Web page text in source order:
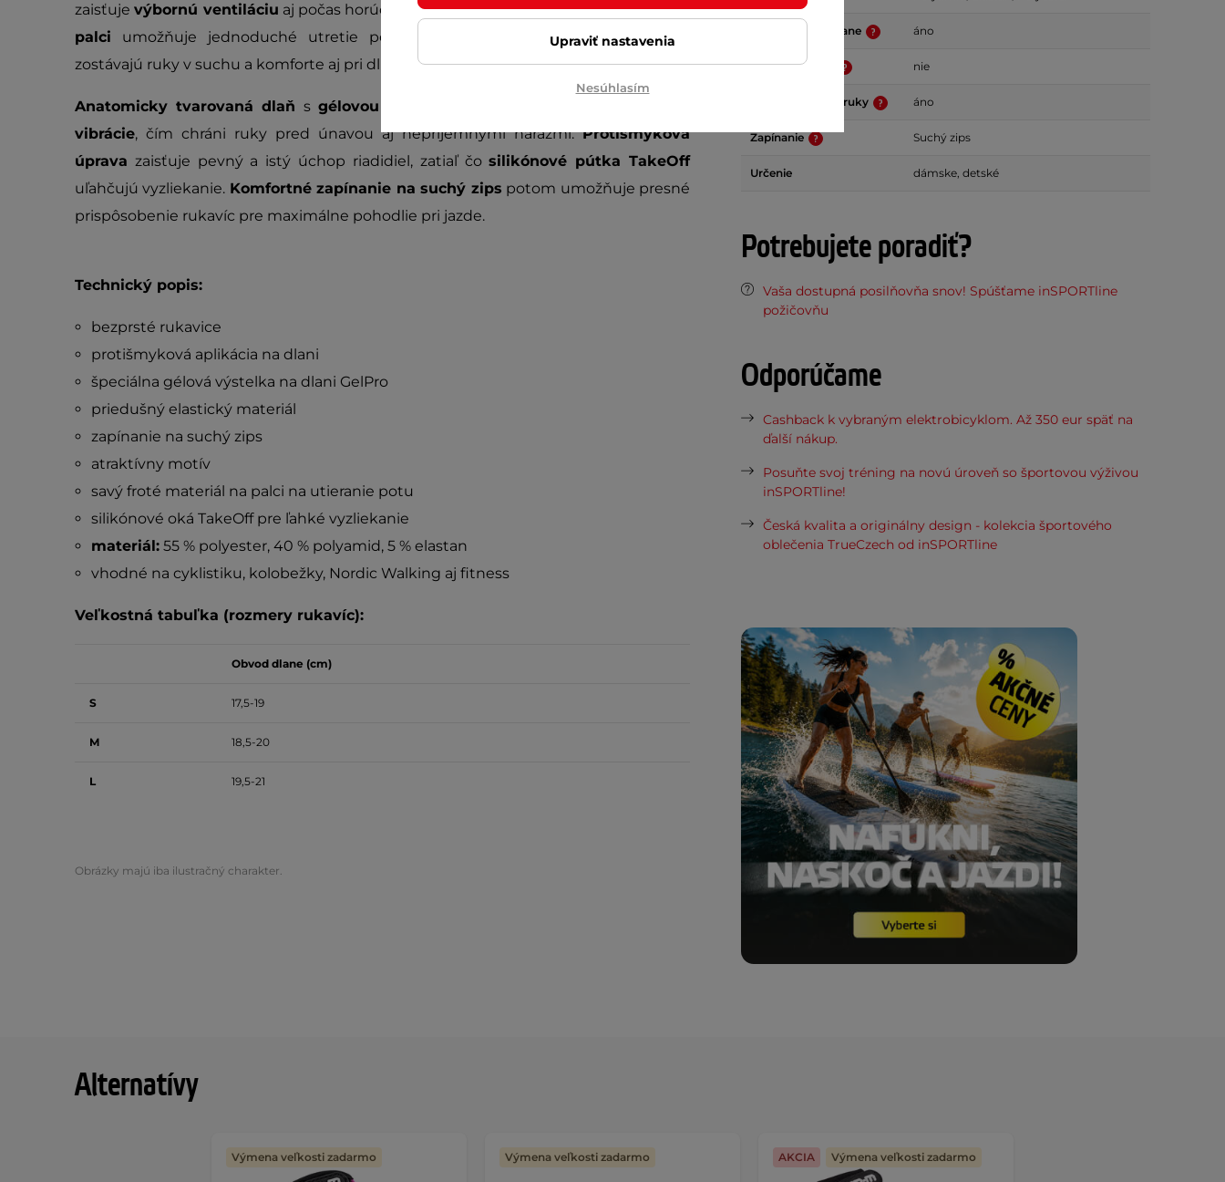
zaisťujevýbornú ventiláciu aj počas horúcich dní, zatiaľ čoantibakteriálne froté na
palci umožňuje jednoduché utretie potu bez prerušenia jazdy. Vďaka tomu
zostávajú ruky v suchu a komforte aj pri dlhších alebo náročnejších trasách.
Anatomicky tvarovaná dlaň s gélovou výstelkou GelPro
vibrácie, čím chráni ruky pred únavou aj nepríjemnými nárazmi.Protišmyková
úprava zaisťuje pevný a istý úchop riadidiel, zatiaľ čosilikónové pútka TakeOff
uľahčujú vyzliekanie. Komfortné zapínanie na suchý zips potom umožňuje presné
prispôsobenie rukavíc pre maximálne pohodlie pri jazde.
Technický popis:
bezprsté rukavice
protišmyková aplikácia na dlani
špeciálna gélová výstelka na dlani GelPro
priedušný elastický materiál
zapínanie na suchý zips
atraktívny motív
savý froté materiál na palci na utieranie potu
silikónové oká TakeOff pre ľahké vyzliekanie
materiál:55 % polyester, 40 % polyamid, 5 % elastan
vhodné na cyklistiku, kolobežky, Nordic Walking aj fitness
Veľkostná tabuľka (rozmery rukavíc):
Obvod dlane (cm)
S 17,5-19
M 18,5-20
L 19,5-21
Obrázky majú iba ilustračný charakter.
Protišmykové dlane áno
Reflexné prvky nie
Sieťka na chrbte ruky áno
Zapínanie Suchý zips
Určenie dámske, detské
Potrebujete poradiť?
Vaša dostupná posilňovňa snov! Spúšťame inSPORTline
požičovňu
Odporúčame
Cashback k vybraným elektrobicyklom. Až 350 eur späť na
ďalší nákup.
Posuňte svoj tréning na novú úroveň so športovou výživou
inSPORTline!
Česká kvalita a originálny design - kolekcia športového
oblečenia TrueCzech od inSPORTline
Alternatívy
Výmena veľkosti zadarmo Výmena veľkosti zadarmo AKCIA Výmena veľkosti zadarmo
Upraviť nastavenia
Nesúhlasím